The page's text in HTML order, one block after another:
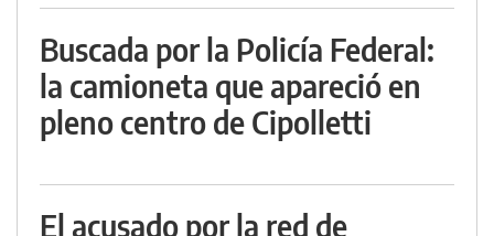
Buscada por la Policía Federal:
la camioneta que apareció en
pleno centro de Cipolletti
El acusado por la red de